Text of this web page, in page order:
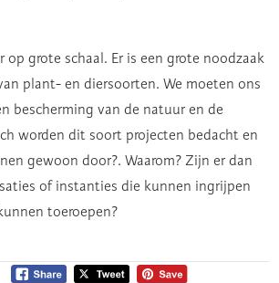
op grote schaal. Er is een grote noodzaak
plant- en diersoorten. We moeten ons
bescherming van de natuur en de
worden dit soort projecten bedacht en
gewoon door?. Waarom? Zijn er dan
of instanties die kunnen ingrijpen
toeroepen?